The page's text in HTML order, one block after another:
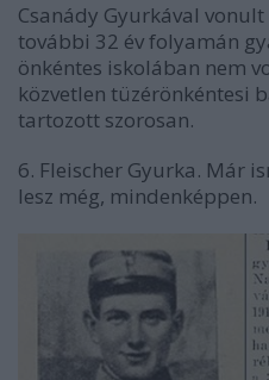
Csanády Gyurkával
további 32 év folyamán
önkéntes iskolában nem
közvetlen tüzérönkéntesi
tartozott szorosan.
6. Fleischer Gyurka. Már
lesz még, mindenképpen.